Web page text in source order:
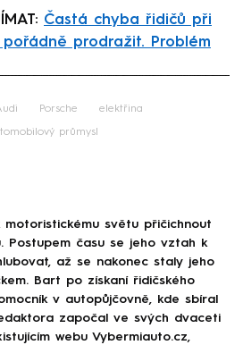
Častá chyba řidičů při
prodražit. Problém
Porsche elektřina
průmysl
motoristickému světu přičichnout
Postupem času se jeho vztah k
až se nakonec staly jeho
Bart po získaní řidičského
v autopůjčovně, kde sbíral
započal ve svých dvaceti
webu Vybermiauto.cz,